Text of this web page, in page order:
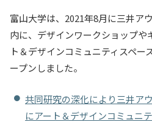
大学紹介
学部・大学
富山大学は、2021年8月に三井ア
内に、デザインワークショップや
ト＆デザインコミュニティスペ
ープンしました。
共同研究の深化により三井ア
にアート＆デザインコミュニ